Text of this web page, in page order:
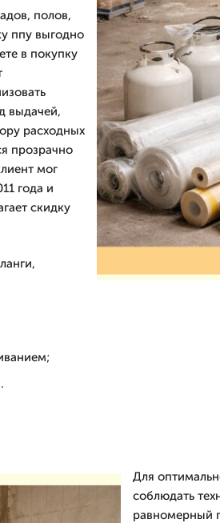
полов,
ппу выгодно
в покупку
выдачей,
расходных
прозрачно
мог
года и
скидку
Для
соблюдать
равномерный